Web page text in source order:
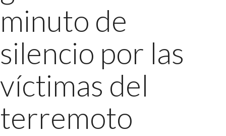
minuto de
silencio por las
víctimas del
terremoto